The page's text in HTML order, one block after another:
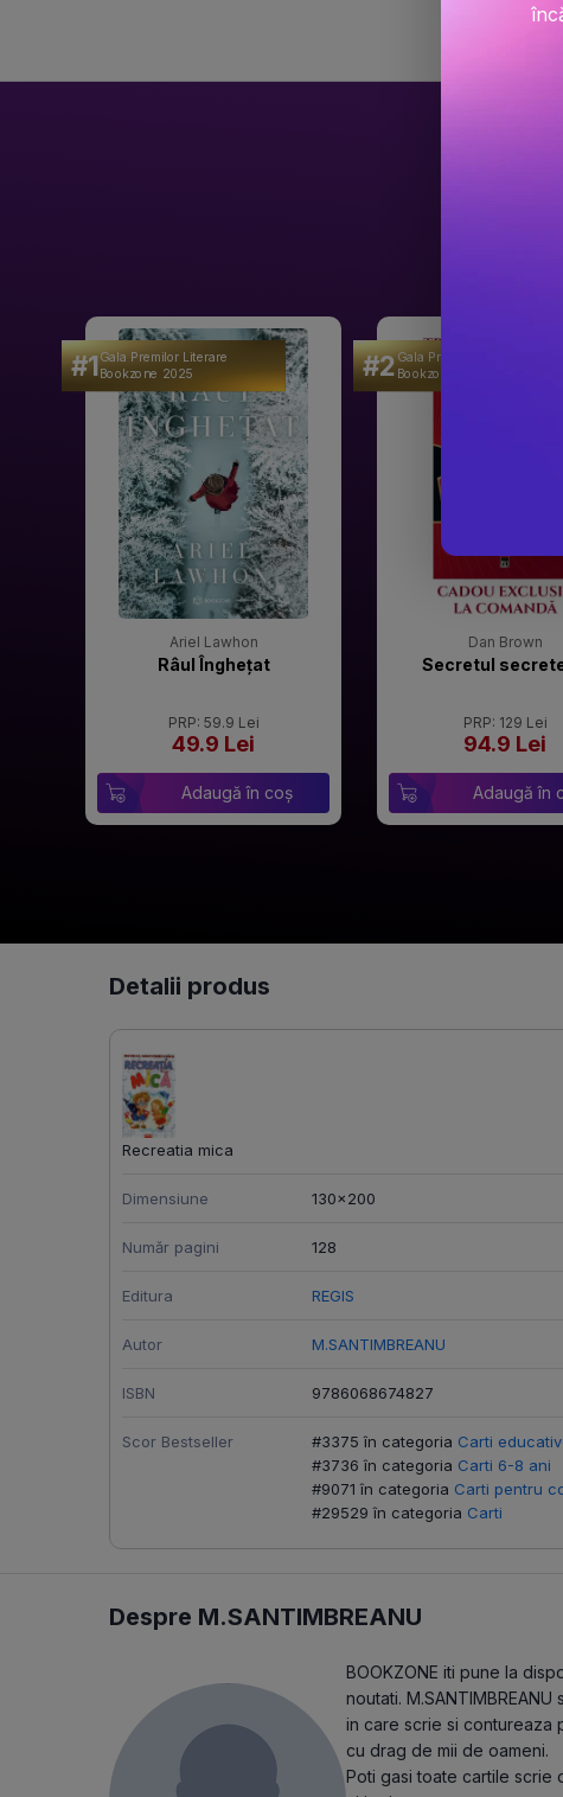
#1Gala Premilor Literare
Bookzone 2025
Ariel Lawhon
Râul Înghețat
PRP: 59.9 Lei
49.9 Lei
Adaugă în coș
#2Gala Premilor Literare
Bookzone 2025
Dan Brown
Secretul
PRP: 129 Lei
94.9 Lei
Adaugă în
Detalii produs
Recreatia mica
Dimensiune 130x200
Număr pagini 128
Editura REGIS
Autor M.SANTIMBREANU
ISBN 9786068674827
Scor Bestseller #3375 în categoria Carti
#3736 în categoria Carti 6-8 ani
#9071 în categoria Carti pentru
#29529 în categoria Carti
Despre M.SANTIMBREANU
BOOKZONE iti pune la
noutati.
in care scrie si contureaza
cu drag de mii de oameni.
Poti gasi toate cartile scrie